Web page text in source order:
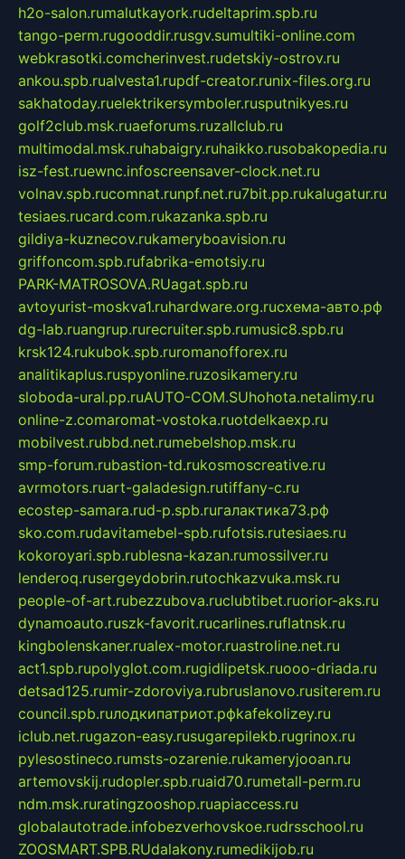
h2o-salon.rumalutkayork.rudeltaprim.spb.ru
tango-perm.rugooddir.rusgv.sumultiki-online.com
webkrasotki.comcherinvest.rudetskiy-ostrov.ru
ankou.spb.rualvesta1.rupdf-creator.runix-files.org.ru
sakhatoday.ruelektrikersymboler.rusputnikyes.ru
golf2club.msk.ruaeforums.ruzallclub.ru
multimodal.msk.ruhabaigry.ruhaikko.rusobakopedia.ru
isz-fest.ruewnc.infoscreensaver-clock.net.ru
volnav.spb.rucomnat.runpf.net.ru7bit.pp.rukalugatur.ru
tesiaes.rucard.com.rukazanka.spb.ru
gildiya-kuznecov.rukameryboavision.ru
griffoncom.spb.rufabrika-emotsiy.ru
PARK-MATROSOVA.RUagat.spb.ru
avtoyurist-moskva1.ruhardware.org.ruсхема-авто.рф
dg-lab.ruangrup.rurecruiter.spb.rumusic8.spb.ru
krsk124.rukubok.spb.ruromanofforex.ru
analitikaplus.ruspyonline.ruzosikamery.ru
sloboda-ural.pp.ruAUTO-COM.SUhohota.netalimy.ru
online-z.comaromat-vostoka.ruotdelkaexp.ru
mobilvest.rubbd.net.rumebelshop.msk.ru
smp-forum.rubastion-td.rukosmoscreative.ru
avrmotors.ruart-galadesign.rutiffany-c.ru
ecostep-samara.rud-p.spb.ruгалактика73.рф
sko.com.rudavitamebel-spb.rufotsis.rutesiaes.ru
kokoroyari.spb.rublesna-kazan.rumossilver.ru
lenderoq.rusergeydobrin.rutochkazvuka.msk.ru
people-of-art.rubezzubova.ruclubtibet.ruorior-aks.ru
dynamoauto.ruszk-favorit.rucarlines.ruflatnsk.ru
kingbolenskaner.rualex-motor.ruastroline.net.ru
act1.spb.rupolyglot.com.rugidlipetsk.ruooo-driada.ru
detsad125.rumir-zdoroviya.rubruslanovo.rusiterem.ru
council.spb.ruлодкипатриот.рфkafekolizey.ru
iclub.net.rugazon-easy.rusugarepilekb.rugrinox.ru
pylesostineco.rumsts-ozarenie.rukameryjooan.ru
artemovskij.rudopler.spb.ruaid70.rumetall-perm.ru
ndm.msk.ruratingzooshop.ruapiaccess.ru
globalautotrade.infobezverhovskoe.rudrsschool.ru
ZOOSMART.SPB.RUdalakony.rumedikijob.ru